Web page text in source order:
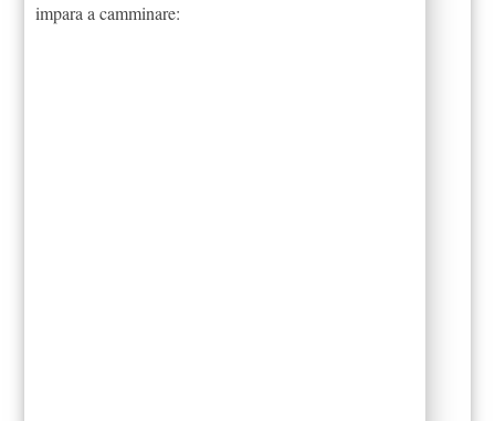
impara a camminare: